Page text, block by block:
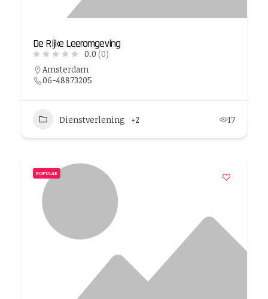
De Rijke Leeromgeving
0.0 (0)
Amsterdam
06-48873205
Dienstverlening +2 17
POPULAR